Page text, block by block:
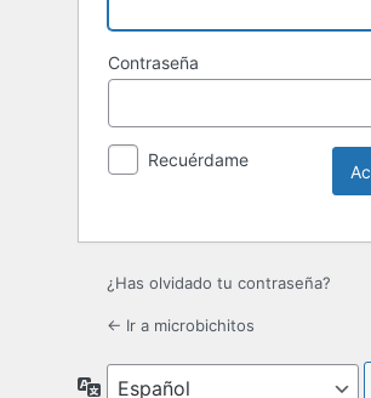
Contraseña
Recuérdame
¿Has olvidado tu contraseña?
← Ir a microbichitos
Idioma